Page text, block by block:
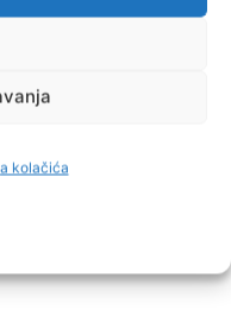
kolačića